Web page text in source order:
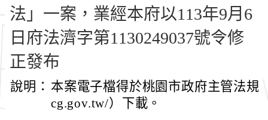
法」一案，業經本府以113年9月6
日府法濟字第1130249037號令修
正發布
說明： 本案電子檔得於桃園市政府主管法規
cg.gov.tw/）下載。